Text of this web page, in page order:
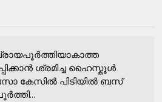
ശ്രമിച്ച ഹൈസ്കൂൾ
കേസിൽ പിടിയിൽ ബസ്